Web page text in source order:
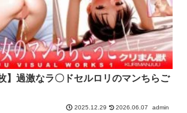
】過激なラ〇ドセルロリのマンちらご
2025.12.29 2026.06.07 admin